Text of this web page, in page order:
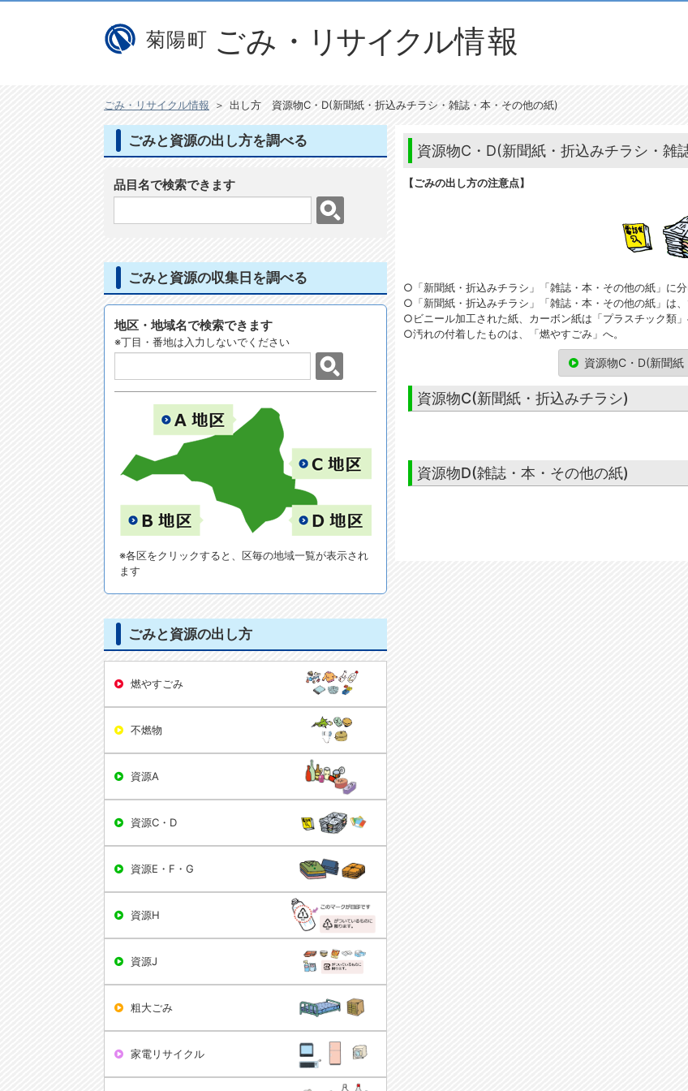
ごみ・リサイクル情報 ＞ 出し方 資源物C・D(新聞紙・折込みチラシ・雑誌・本・その他の紙)
資源物C・D(新聞紙・折込みチラシ・雑
【ごみの出し方の注意点】
○「新聞紙・折込みチラシ」「雑誌・本・その他の紙」に
○「新聞紙・折込みチラシ」「雑誌・本・その他の紙」は、
○ビニール加工された紙、カーボン紙は「プラスチック類」
○汚れの付着したものは、「燃やすごみ」へ。
資源物C・D(新聞
資源物C(新聞紙・折込みチラシ)
資源物D(雑誌・本・その他の紙)
ごみと資源の出し方を調べる
品目名で検索できます
ごみと資源の収集日を調べる
地区・地域名で検索できます
※丁目・番地は入力しないでください
※各区をクリックすると、区毎の地域一覧が表示され
ます
ごみと資源の出し方
燃やすごみ
不燃物
資源A
資源C・D
資源E・F・G
資源H
資源J
粗大ごみ
家電リサイクル